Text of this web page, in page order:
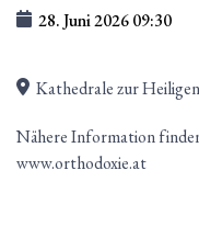
28. Juni 202609:30
Kathedrale zur
Nähere Information
www.orthodoxie.at